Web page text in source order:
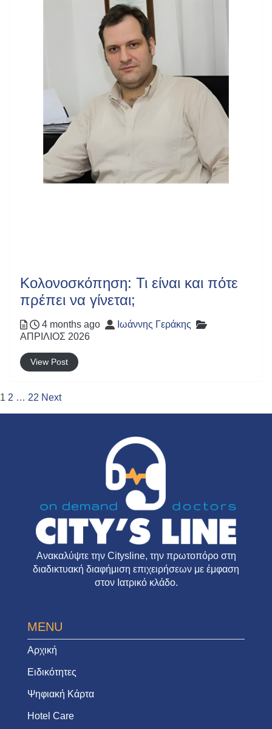
Κολονοσκόπηση: Τι είναι και πότε
πρέπει να γίνεται;
Posted
4 months ago Author
Ιωάννης Γεράκης
Categories
ΑΠΡΙΛΙΟΣ 2026
View Post
Σελιδοποίηση
1 2 … 22 Next
Ανακαλύψτε την Citysline, την πρωτοπόρο στη
διαδικτυακή διαφήμιση επιχειρήσεων με έμφαση
στον Ιατρικό κλάδο.
MENU
Αρχική
Ειδικότητες
Ψηφιακή Κάρτα
Hotel Care